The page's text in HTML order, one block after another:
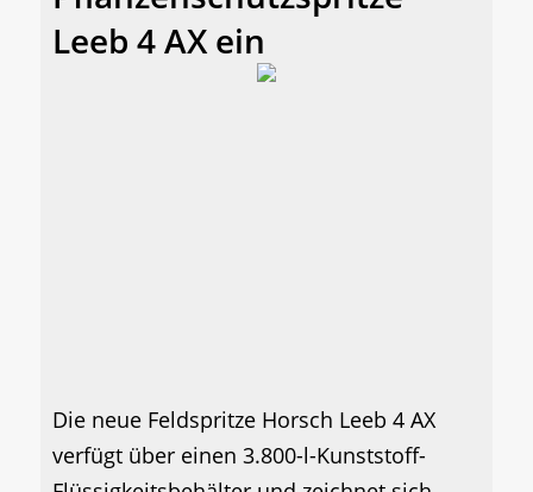
Leeb 4 AX ein
Die neue Feldspritze Horsch Leeb 4 AX
verfügt über einen 3.800-l-Kunststoff-